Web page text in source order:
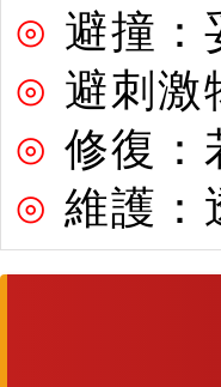
⊙ 避撞：
⊙ 避刺激
⊙ 修復：
⊙ 維護：